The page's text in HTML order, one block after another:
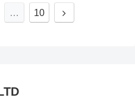
… 10